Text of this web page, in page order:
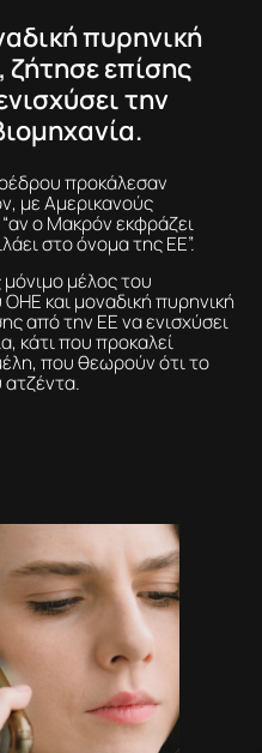
πυρηνική
επίσης
την
προκάλεσαν
με Αμερικανούς
ο Μακρόν εκφράζει
στο όνομα της ΕΕ”.
μόνιμο μέλος του
και μοναδική πυρηνική
από την ΕΕ να ενισχύσει
κάτι που προκαλεί
που θεωρούν ότι το
ατζέντα.